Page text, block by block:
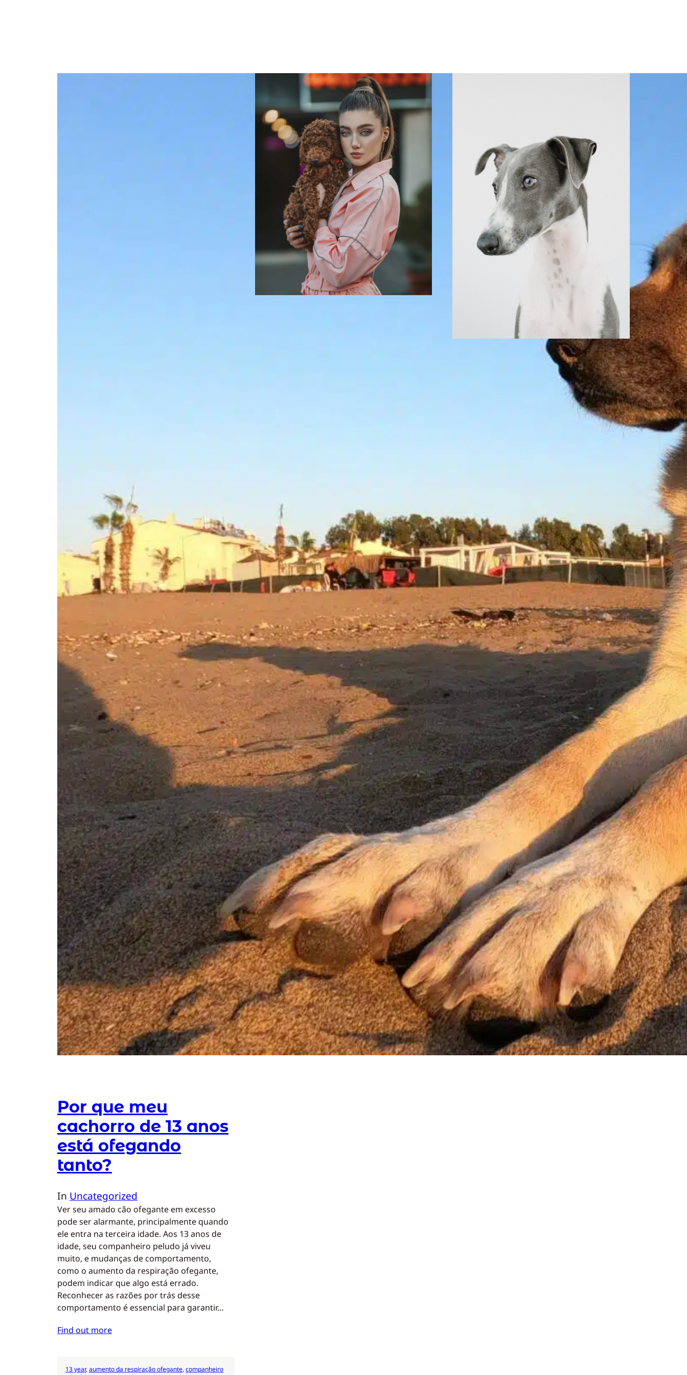
Por que meu
cachorro de 13 anos
está ofegando
tanto?
In Uncategorized
Ver seu amado cão ofegante em excesso
pode ser alarmante, principalmente quando
ele entra na terceira idade. Aos 13 anos de
idade, seu companheiro peludo já viveu
muito, e mudanças de comportamento,
como o aumento da respiração ofegante,
podem indicar que algo está errado.
Reconhecer as razões por trás desse
comportamento é essencial para garantir…
Find out more
13 year, aumento da respiração ofegante, companheiro
bem-estar. Comportamento normal de
respiração ofegante A respiração ofegante é
um comportamento natural dos cães,
especialmente dos filhotes.…
Find out more
access fresh aumento da respiração ofegante,
behavior
ofegação excessiva
ofegante
, preocupações com a saúde
Os cães ofegam
quando estão com
Eles se comunicam por meio da linguagem
corporal e de comportamentos, um dos
quais é a respiração ofegante. Embora a
respiração ofegante seja uma forma normal
de os cães…
Find out more
ansiedade estresse aumento da respiração ofegante ,
aumento do chumbo, check ups , comportamento do
cão, dog panting, dog unique, dono de cachorro, health
necessidades dos cães